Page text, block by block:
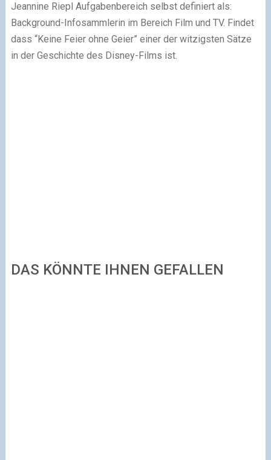
Jeannine Riepl Aufgabenbereich selbst definiert als:
Background-Infosammlerin im Bereich Film und TV. Findet
dass “Keine Feier ohne Geier” einer der witzigsten Sätze
in der Geschichte des Disney-Films ist.
DAS KÖNNTE IHNEN GEFALLEN